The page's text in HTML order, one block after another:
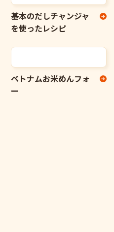
基本のだしチャンジャ
を使ったレシピ
ベトナムお米めんフォ
ー